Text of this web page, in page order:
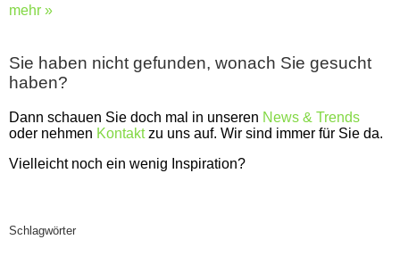
mehr »
Sie haben nicht gefunden, wonach Sie gesucht
haben?
Dann schauen Sie doch mal in unseren News & Trends
oder nehmen Kontaktzu uns auf. Wir sind immer für Sie da.
Vielleicht noch ein wenig Inspiration?
Schlagwörter